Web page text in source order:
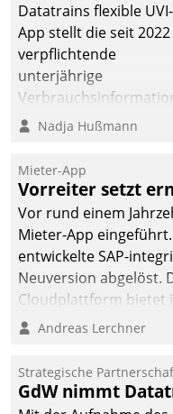
Datatrains flexible UVI-
App stellt die seit 2022
verpflichtende
unterjährige
schnell, zuverlässig und
Die monatlichen
Mitteilungen zum
Heizungs- und
Wasserverbrauch
automatisiert,
und auf Wunsch über
mehrere zuvor
Kommunikationswege
Nadja Hußmann
Mieter-App
Vorreiter setzt
Vor rund einem
Mieter-App
entwickelte SAP-
Neuversion abgelöst.
Cloudplattform bietet
die Funktionalität der
integrieren.
Andreas Lerchner
Strategische
GdW nimmt